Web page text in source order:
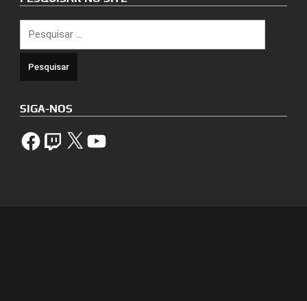
por:
SIGA-NOS
FacebookTwitch X YouTube